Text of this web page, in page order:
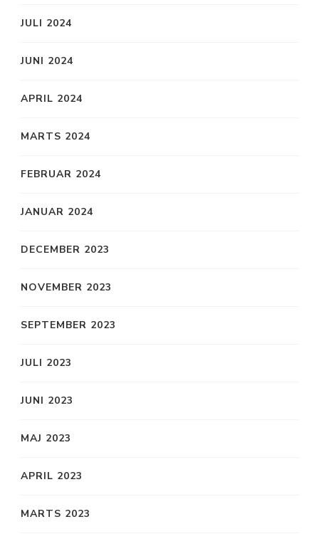
JULI 2024
JUNI 2024
APRIL 2024
MARTS 2024
FEBRUAR 2024
JANUAR 2024
DECEMBER 2023
NOVEMBER 2023
SEPTEMBER 2023
JULI 2023
JUNI 2023
MAJ 2023
APRIL 2023
MARTS 2023